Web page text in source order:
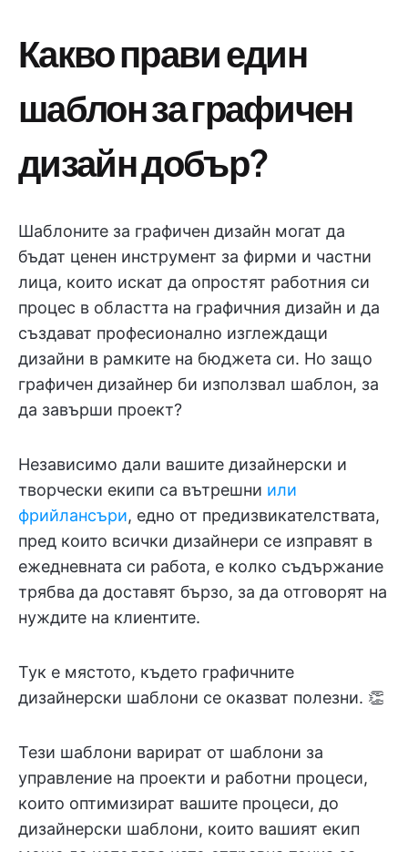
Какво прави един
шаблон за графичен
дизайн добър?
Шаблоните за графичен дизайн могат да
бъдат ценен инструмент за фирми и частни
лица, които искат да опростят работния си
процес в областта на графичния дизайн и да
създават професионално изглеждащи
дизайни в рамките на бюджета си. Но защо
графичен дизайнер би използвал шаблон, за
да завърши проект?
Независимо дали вашите дизайнерски и
творчески екипи са вътрешни или
фрийлансъри, едно от предизвикателствата,
пред които всички дизайнери се изправят в
ежедневната си работа, е колко съдържание
трябва да доставят бързо, за да отговорят на
нуждите на клиентите.
Тук е мястото, където графичните
дизайнерски шаблони се оказват полезни. 👏
Тези шаблони варират от шаблони за
управление на проекти и работни процеси,
които оптимизират вашите процеси, до
дизайнерски шаблони, които вашият екип